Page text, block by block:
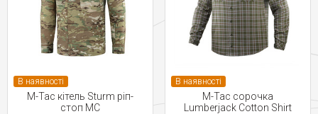
В наявності
M-Tac кітель Sturm ріп-
стоп MC
В наявності
M-Tac сорочка
Lumberjack Cotton Shirt